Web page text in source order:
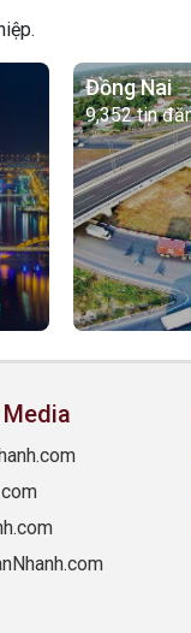
Đồng Nai
9,352 tin